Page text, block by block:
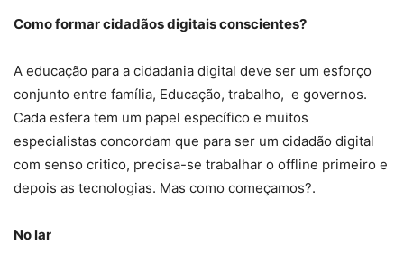
Como formar cidadãos digitais conscientes?
A educação para a cidadania digital deve ser um esforço
conjunto entre família, Educação, trabalho, e governos.
Cada esfera tem um papel específico e muitos
especialistas concordam que para ser um cidadão digital
com senso critico, precisa-se trabalhar o offline primeiro e
depois as tecnologias. Mas como começamos?.
No lar